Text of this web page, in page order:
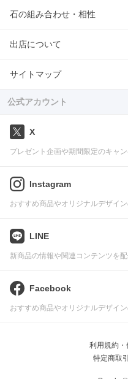
石の組み合わせ・相性
出店について
サイトマップ
公式アカウント
X
プレゼント企画や期間限定のキャ
Instagram
おすすめ商品やオリジナルデザイ
LINE
新商品の情報や関連コンテンツを
Facebook
おすすめ商品やオリジナルデザイ
利用規約
特定商取